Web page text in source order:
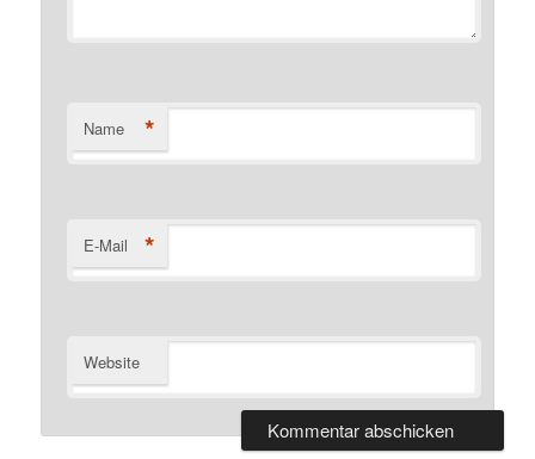
Name *
E-Mail *
Website